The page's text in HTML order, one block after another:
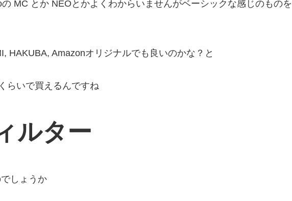
MC とか NEOとかよくわからいませんがベーシックな感じのものを
HAKUBA, Amazonオリジナルでも良いのかな？と
らいで買えるんですね
ルター
しょうか